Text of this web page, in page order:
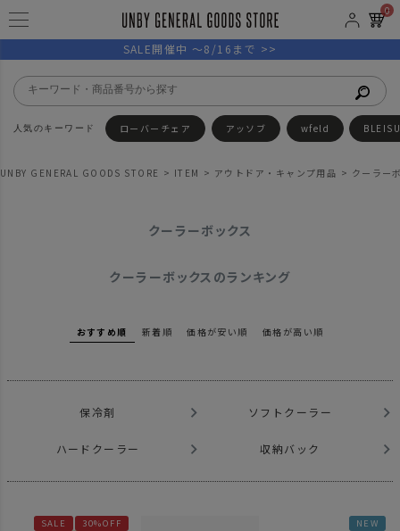
0
SALE開催中 ～8/16まで >>
ローバーチェア アッソブ wfeld
UNBY GENERAL GOODS STORE ITEM アウトドア・キャンプ用品 クーラー
クーラーボックス
クーラーボックスのランキング
おすすめ順 新着順 価格が安い順 価格が高い順
保冷剤 ソフトクーラー
ハードクーラー 収納バック
SALE 30%OFF NEW